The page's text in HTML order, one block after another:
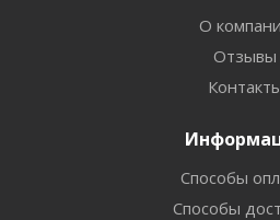
О
Отзывы
Способы
Способы